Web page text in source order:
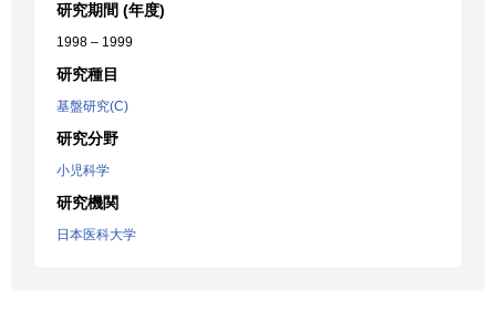
研究期間 (年度)
1998 – 1999
研究種目
基盤研究(C)
研究分野
小児科学
研究機関
日本医科大学